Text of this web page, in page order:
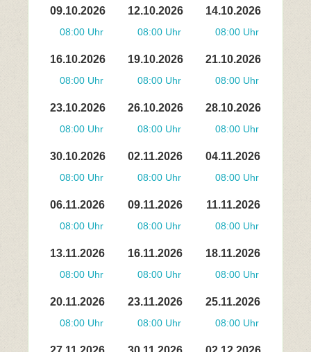
09.10.2026
08:00 Uhr
12.10.2026
08:00 Uhr
14.10.2026
08:00 Uhr
16.10.2026
08:00 Uhr
19.10.2026
08:00 Uhr
21.10.2026
08:00 Uhr
23.10.2026
08:00 Uhr
26.10.2026
08:00 Uhr
28.10.2026
08:00 Uhr
30.10.2026
08:00 Uhr
02.11.2026
08:00 Uhr
04.11.2026
08:00 Uhr
06.11.2026
08:00 Uhr
09.11.2026
08:00 Uhr
11.11.2026
08:00 Uhr
13.11.2026
08:00 Uhr
16.11.2026
08:00 Uhr
18.11.2026
08:00 Uhr
20.11.2026
08:00 Uhr
23.11.2026
08:00 Uhr
25.11.2026
08:00 Uhr